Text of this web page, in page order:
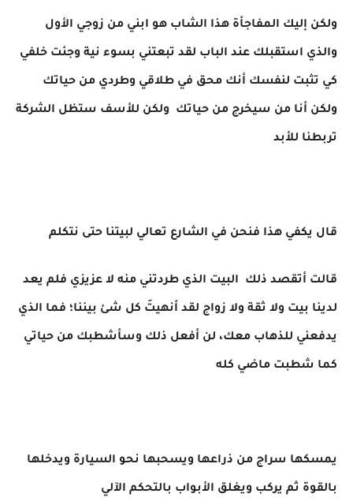
ولكن إليك المفاجأة هذا الشاب هو ابني من زوجي الأول
والذي استقبلك عند الباب لقد تبعتني بسوء نية وجئت خلفي
كي تثبت لنفسك أنك محق في طلاقي وطردي من حياتك
ولكن أنا من سيخرج من حياتك ولكن للأسف ستظل الشركة
تربطنا للأبد
قال يكفي هذا فنحن في الشارع تعالي لبيتنا حتى نتكلم
قالت أتقصد ذلك البيت الذي طردتني منه لا عزيزي فلم يعد
لدينا بيت ولا ثقة ولا زواج لقد أنهيتَ كل شئ بيننا؛ فما الذي
يدفعني للذهاب معك، لن أفعل ذلك وسأشطبك من حياتي
كما شطبت ماضي كله
يمسكها سراج من ذراعها ويسحبها نحو السيارة ويدخلها
بالقوة ثم يركب ويغلق الأبواب بالتحكم الآلي